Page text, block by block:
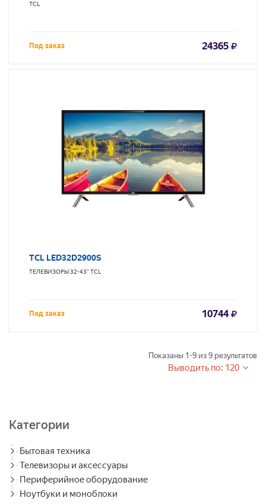
TCL
Под заказ 24365
TCL LED32D2900S
ТЕЛЕВИЗОРЫ 32-43"TCL
Под заказ 10744
Показаны 1-9 из 9 результатов
Выводить по: 120
Категории
Бытовая техника
Телевизоры и аксессуары
Периферийное оборудование
Ноутбуки и моноблоки